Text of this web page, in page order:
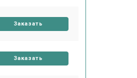
Заказать
Заказать